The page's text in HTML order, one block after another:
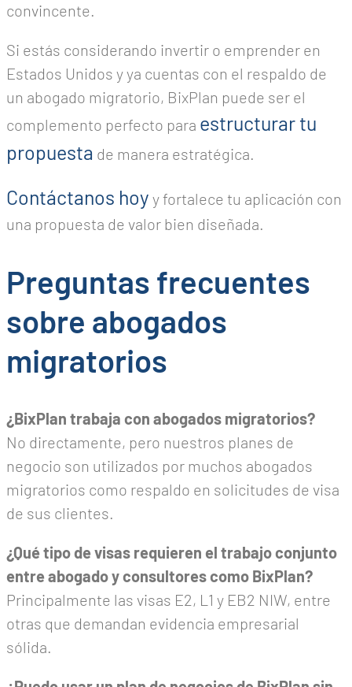
convincente.
Si estás considerando invertir o emprender en
Estados Unidos y ya cuentas con el respaldo de
un abogado migratorio, BixPlan puede ser el
complemento perfecto para estructurar tu
propuesta de manera estratégica.
Contáctanos hoy y fortalece tu aplicación con
una propuesta de valor bien diseñada.
Preguntas frecuentes
sobre abogados
migratorios
¿BixPlan trabaja con abogados migratorios?
No directamente, pero nuestros planes de
negocio son utilizados por muchos abogados
migratorios como respaldo en solicitudes de visa
de sus clientes.
¿Qué tipo de visas requieren el trabajo conjunto
entre abogado y consultores como BixPlan?
Principalmente las visas E2, L1 y EB2 NIW, entre
otras que demandan evidencia empresarial
sólida.